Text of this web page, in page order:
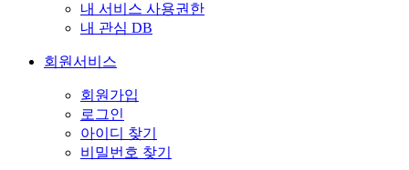
내 서비스 사용권한
내 관심 DB
회원서비스
회원가입
로그인
아이디 찾기
비밀번호 찾기